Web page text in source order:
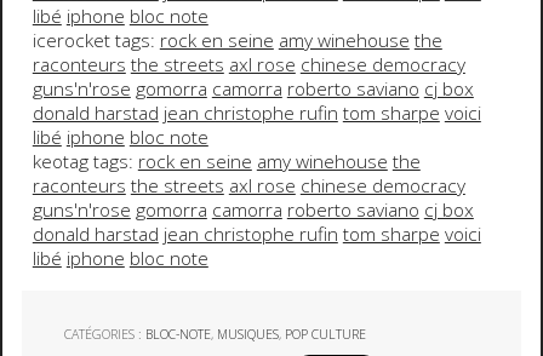
libé iphone bloc note
icerocket tags: rock en seine amy winehouse the
raconteurs the streets axl rose chinese democracy
guns'n'rose gomorra camorra roberto saviano cj box
donald harstad jean christophe rufin tom sharpe voici
libé iphone bloc note
keotag tags: rock en seine amy winehouse the
raconteurs the streets axl rose chinese democracy
guns'n'rose gomorra camorra roberto saviano cj box
donald harstad jean christophe rufin tom sharpe voici
libé iphone bloc note
CATÉGORIES : BLOC-NOTE, MUSIQUES, POP CULTURE